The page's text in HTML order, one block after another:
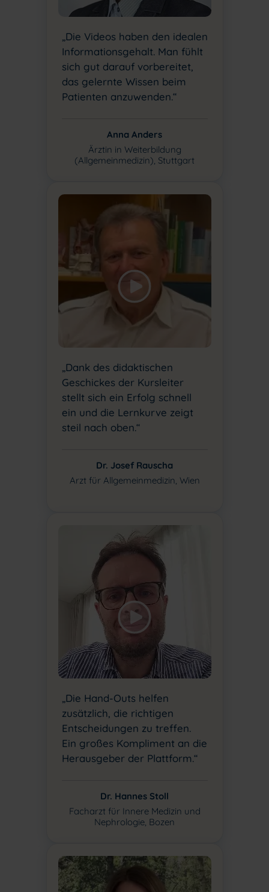
„Die Videos haben den idealen
Informationsgehalt. Man fühlt
sich gut darauf vorbereitet,
das gelernte Wissen beim
Patienten anzuwenden.“
Anna Anders
Ärztin in Weiterbildung
(Allgemeinmedizin), Stuttgart
„Dank des didaktischen
Geschickes der Kursleiter
stellt sich ein Erfolg schnell
ein und die Lernkurve zeigt
steil nach oben.“
Dr. Josef Rauscha
Arzt für Allgemeinmedizin, Wien
„Die Hand-Outs helfen
zusätzlich, die richtigen
Entscheidungen zu treffen.
Ein großes Kompliment an die
Herausgeber der Plattform.“
Dr. Hannes Stoll
Facharzt für Innere Medizin und
Nephrologie, Bozen